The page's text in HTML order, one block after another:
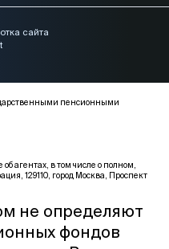
сайта
пенсионными
агентах, в том числе о полном,
129110, город Москва, Проспект
не определяют
фондов